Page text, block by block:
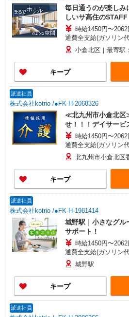
毎日通うのが楽しみ
しいサ高住のSTAFF
時給1450円〜
通費全支給(ガソリン
小倉北区｜最寄駅
キープ
派遣社員
株式会社kotrio /●FK-H-2068326
≪北九州市小倉北区
せ！！！デイサービ
時給1450円〜
通費全支給(ガソリン
北九州市小倉北区
キープ
派遣社員
株式会社kotrio /●FK-H-1981414
城野駅｜小さなグル
サポート！
時給1450円〜
通費全支給(ガソリン
城野駅
キープ
派遣社員